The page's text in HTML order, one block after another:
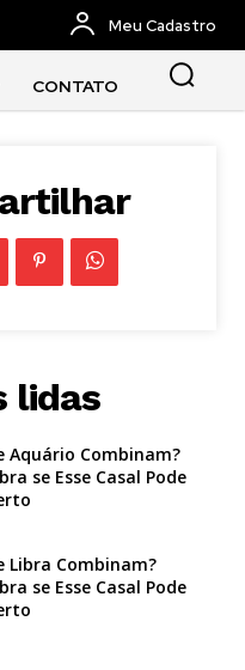
Meu Cadastro
CONTATO
lidas
Aquário Combinam?
se Esse Casal Pode
Libra Combinam?
se Esse Casal Pode